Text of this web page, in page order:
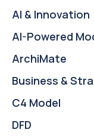
AI & Innovation
AI-Powered
ArchiMate
Business &
C4 Model
DFD